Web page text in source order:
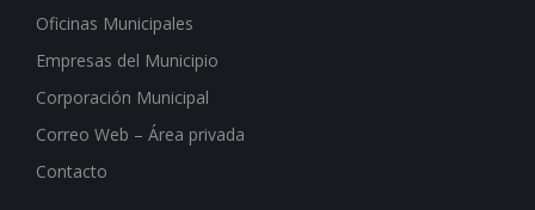
Oficinas Municipales
Empresas del Municipio
Corporación Municipal
Correo Web – Área privada
Contacto